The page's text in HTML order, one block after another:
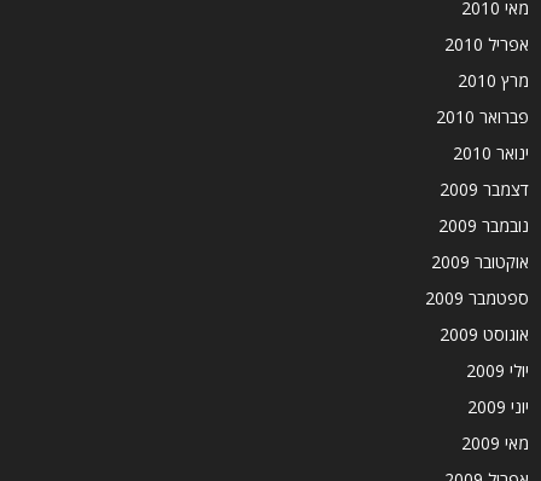
מאי 2010
אפריל 2010
מרץ 2010
פברואר 2010
ינואר 2010
דצמבר 2009
נובמבר 2009
אוקטובר 2009
ספטמבר 2009
אוגוסט 2009
יולי 2009
יוני 2009
מאי 2009